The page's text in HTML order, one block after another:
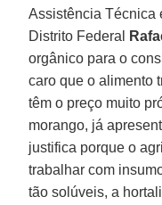
Assistência Técnica
Distrito Federal
orgânico para o
caro que o alimento
têm o preço muito
morango, já
justifica porque o
trabalhar com
tão solúveis, a